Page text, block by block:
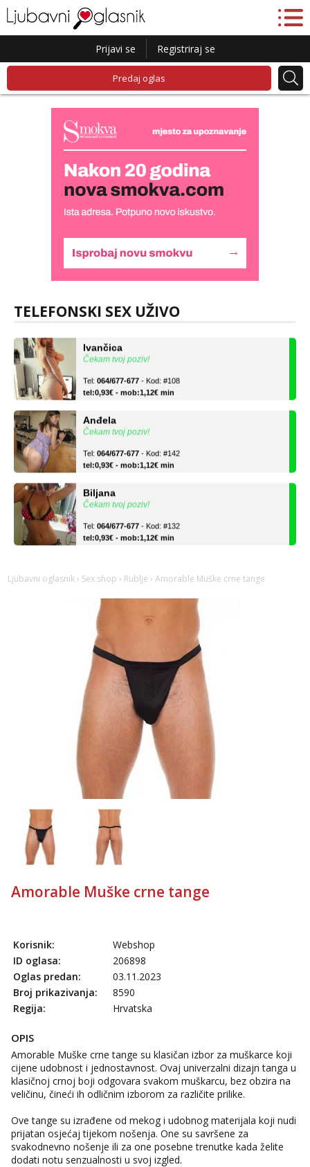
Prijavi se Registriraj se
Predaj oglas
TELEFONSKI SEX UŽIVO
tel:0,93€ - mob:1,12€ min
Čekam tvoj poziv!
tel:0,93€ - mob:1,12€ min
Čekam tvoj poziv!
tel:0,93€ - mob:1,12€ min
Čekam tvoj poziv!
tel:0,93€ - mob:1,12€ min
tel:0,93€ - mob:1,12€ min
Anđela
Čekam tvoj poziv!
Tel: 064/677-677- Kod: #142
tel:0,93€ - mob:1,12€ min
Ljubavni oglasnik › Sex shop › Rublje › Amorable Muške crne tange
Amorable Muške crne tange
Korisnik:
Webshop
ID oglasa:
206898
Oglas predan:
03.11.2023
Broj prikazivanja:
8590
Regija:
Hrvatska
OPIS
Amorable Muške crne tange su klasičan izbor za muškarce koji
cijene udobnost i jednostavnost. Ovaj univerzalni dizajn tanga u
klasičnoj crnoj boji odgovara svakom muškarcu, bez obzira na
veličinu, čineći ih odličnim izborom za različite prilike.
Ove tange su izrađene od mekog i udobnog materijala koji nudi
prijatan osjećaj tijekom nošenja. One su savršene za
svakodnevno nošenje ili za one posebne trenutke kada želite
dodati notu senzualnosti u svoj izgled.